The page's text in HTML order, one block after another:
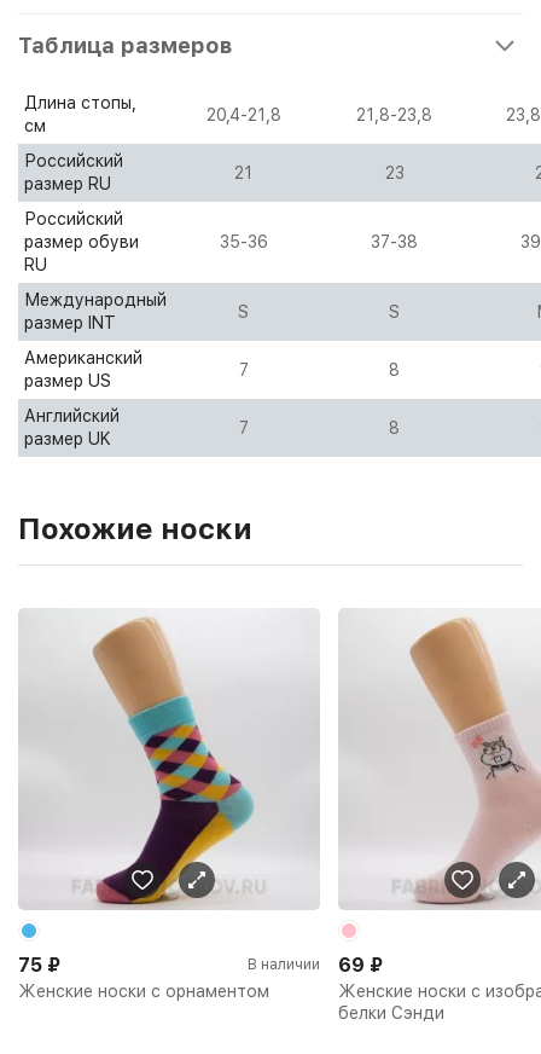
Таблица размеров
Длина стопы,
см
20,4-21,8 21,8-23,8
Российский
размер RU
21 23
Российский
размер обуви
RU
35-36 37-38
Международный
размер INT
S S
Американский
размер US
7 8
Английский
размер UK
7 8
Похожие носки
Женские носки с орнаментом
75 ₽ В наличии
Женские носки с
белки Сэнди
69 ₽